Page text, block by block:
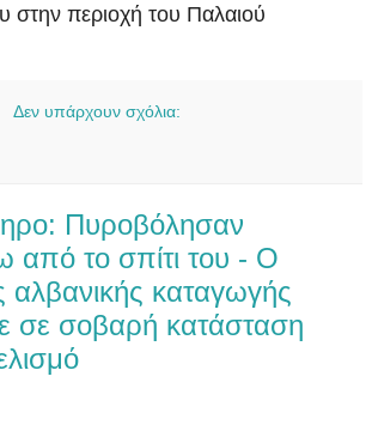
στην περιοχή του Παλαιού
Δεν υπάρχουν σχόλια:
Πυροβόλησαν
από το σπίτι του - Ο
αλβανικής καταγωγής
σε σοβαρή κατάσταση